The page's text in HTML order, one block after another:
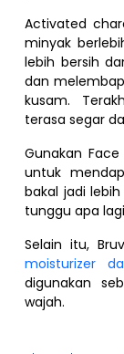
Activated
minyak
lebih bersih
dan
kusam.
terasa segar
Gunakan
untuk
bakal jadi
tunggu apa
Selain itu,
moisturizer
digunakan
wajah.